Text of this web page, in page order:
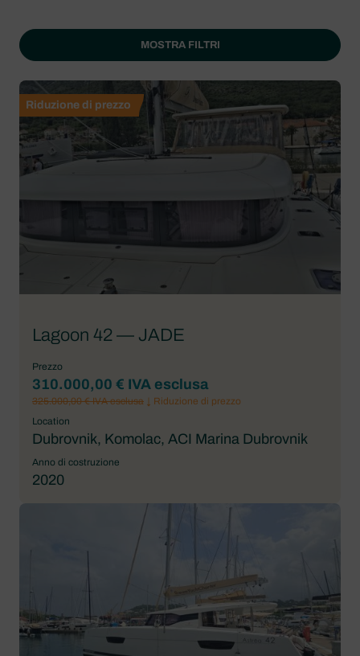
MOSTRA FILTRI
Riduzione di prezzo
Lagoon 42 — JADE
Prezzo
310.000,00 € IVA esclusa
325.000,00 € IVA esclusa ↓ Riduzione di prezzo
Location
Dubrovnik, Komolac, ACI Marina Dubrovnik
Anno di costruzione
2020